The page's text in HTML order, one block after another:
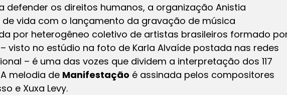
defender os direitos humanos, a organização Anistia
vida com o lançamento da gravação de música
por heterogêneo coletivo de artistas brasileiros formado
– visto no estúdio na foto de Karla Alvaíde postada nas redes
– é uma das vozes que dividem a interpretação dos 117
melodia de Manifestação é assinada pelos compositores
e Xuxa Levy.